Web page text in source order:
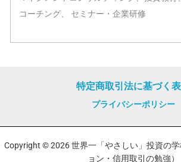
コーチング、 セミナー・企業研修
特定商取引法に基づく
プライバシーポリシー
Copyright © 2026 世界一「やさしい」投資の
ョン・信用取引の勉強）